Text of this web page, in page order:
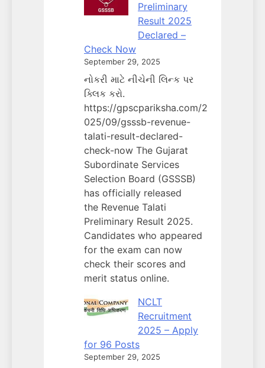
Preliminary
Result 2025
Declared –
Check Now
September 29, 2025
નોકરી માટે નીચેની લિન્ક પર
ક્લિક કરો.
https://gpscpariksha.com/2
025/09/gsssb-revenue-
talati-result-declared-
check-now The Gujarat
Subordinate Services
Selection Board (GSSSB)
has officially released
the Revenue Talati
Preliminary Result 2025.
Candidates who appeared
for the exam can now
check their scores and
merit status online.
NCLT
Recruitment
2025 – Apply
for 96 Posts
September 29, 2025